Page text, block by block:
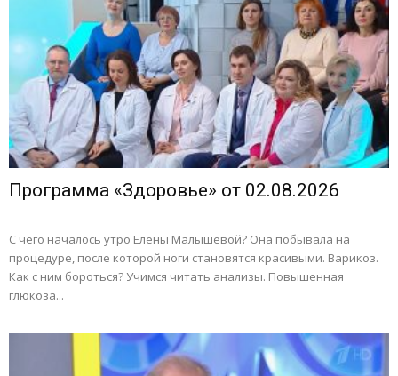
Программа «Здоровье» от 02.08.2026
С чего началось утро Елены Малышевой? Она побывала на
процедуре, после которой ноги становятся красивыми. Варикоз.
Как с ним бороться? Учимся читать анализы. Повышенная
глюкоза...